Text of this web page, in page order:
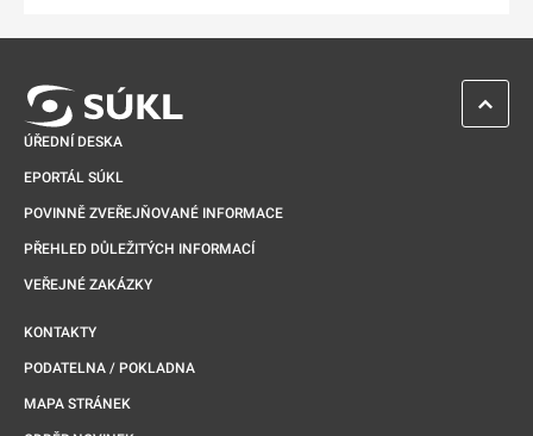
ÚŘEDNÍ DESKA
EPORTÁL SÚKL
POVINNĚ ZVEŘEJŇOVANÉ INFORMACE
PŘEHLED DŮLEŽITÝCH INFORMACÍ
VEŘEJNÉ ZAKÁZKY
KONTAKTY
PODATELNA / POKLADNA
MAPA STRÁNEK
ZPĚT